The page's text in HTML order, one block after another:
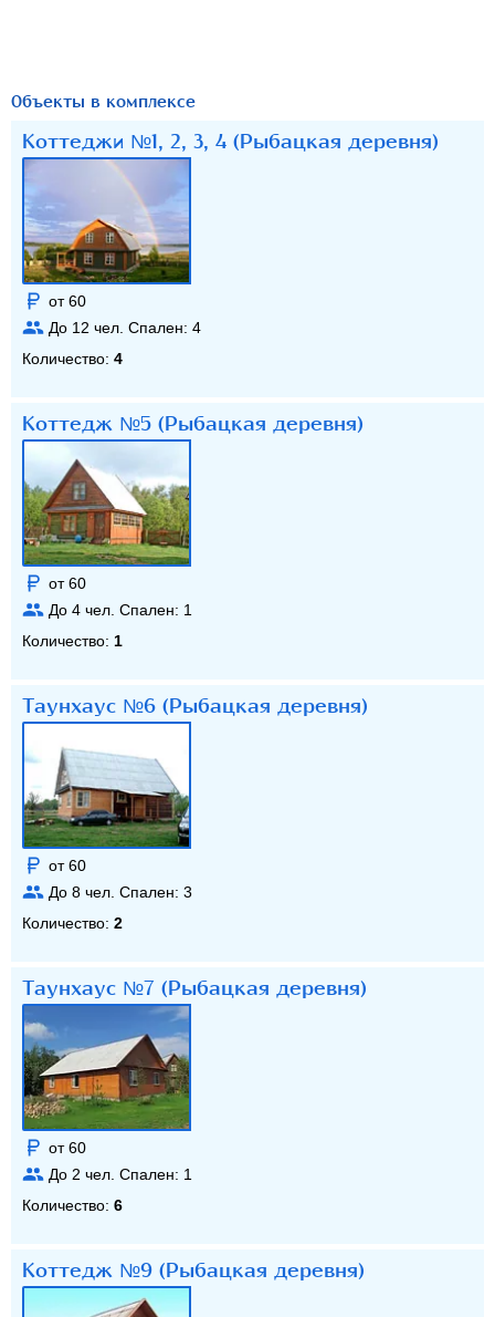
Объекты в комплексе
Коттеджи №1, 2, 3, 4 (Рыбацкая деревня)
от 60
До 12 чел. Спален: 4
Количество: 4
Коттедж №5 (Рыбацкая деревня)
от 60
До 4 чел. Спален: 1
Количество: 1
Таунхаус №6 (Рыбацкая деревня)
от 60
До 8 чел. Спален: 3
Количество: 2
Таунхаус №7 (Рыбацкая деревня)
от 60
До 2 чел. Спален: 1
Количество: 6
Коттедж №9 (Рыбацкая деревня)